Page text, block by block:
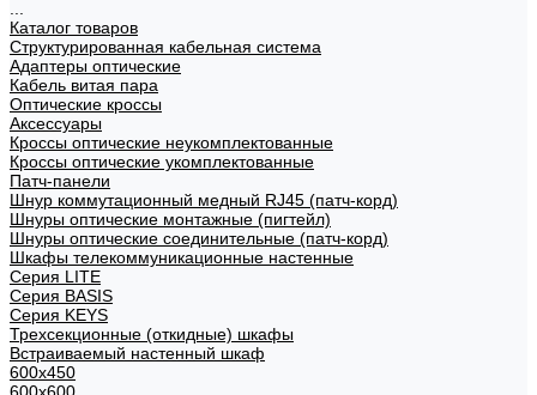
Каталог товаров
Структурированная кабельная система
Адаптеры оптические
Кабель витая пара
Оптические кроссы
Аксессуары
Кроссы оптические неукомплектованные
Кроссы оптические укомплектованные
Патч-панели
Шнур коммутационный медный RJ45 (патч-корд)
Шнуры оптические монтажные (пигтейл)
Шнуры оптические соединительные (патч-корд)
Шкафы телекоммуникационные настенные
Cерия LITE
Cерия BASIS
Cерия KEYS
Трехсекционные (откидные) шкафы
Встраиваемый настенный шкаф
600x450